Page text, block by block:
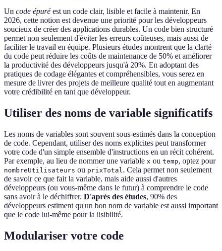
Un code épuréest un code clair, lisible et facile à maintenir. En
2026, cette notion est devenue une priorité pour les développeurs
soucieux de créer des applications durables. Un code bien structuré
permet non seulement d'éviter les erreurs coûteuses, mais aussi de
faciliter le travail en équipe. Plusieurs études montrent que la clarté
du code peut réduire les coûts de maintenance de 50% et améliorer
la productivité des développeurs jusqu'à 20%. En adoptant des
pratiques de codage élégantes et compréhensibles, vous serez en
mesure de livrer des projets de meilleure qualité tout en augmentant
votre crédibilité en tant que développeur.
Utiliser des noms de variable significatifs
Les noms de variables sont souvent sous-estimés dans la conception
de code. Cependant, utiliser des noms explicites peut transformer
votre code d'un simple ensemble d'instructions en un récit cohérent.
Par exemple, au lieu de nommer une variable x ou temp, optez pour
nombreUtilisateurs ou prixTotal. Cela permet non seulement
de savoir ce que fait la variable, mais aide aussi d'autres
développeurs (ou vous-même dans le futur) à comprendre le code
sans avoir à le déchiffrer. D'après des études, 90% des
développeurs estiment qu'un bon nom de variable est aussi important
que le code lui-même pour la lisibilité.
Modulariser votre code